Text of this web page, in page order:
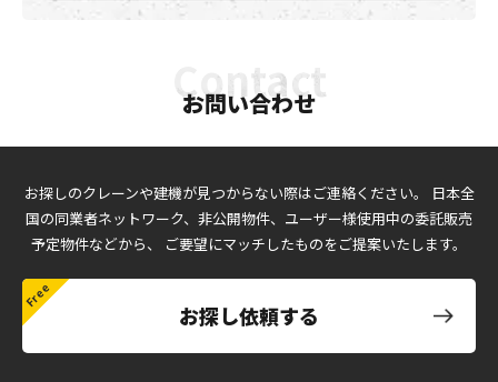
お問い合わせ
お探しのクレーンや建機が見つからない際はご連絡ください。
日本全
国の同業者ネットワーク、非公開物件、ユーザー様使用中の委託販売
予定物件などから、
ご要望にマッチしたものをご提案いたします。
お探し依頼する